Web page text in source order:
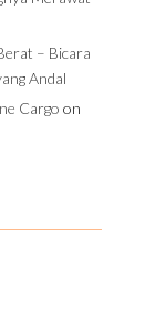
– Bicara
Andal
Cargo on